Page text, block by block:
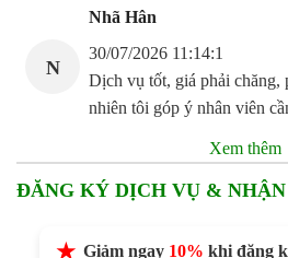
N
Nhã Hân
30/07/2026 11:14:1
Dịch vụ tốt, giá phải chăng,
nhiên tôi góp ý nhân viên
Xem thêm
ĐĂNG KÝ DỊCH VỤ &
Giảm ngay 10% khi đăng